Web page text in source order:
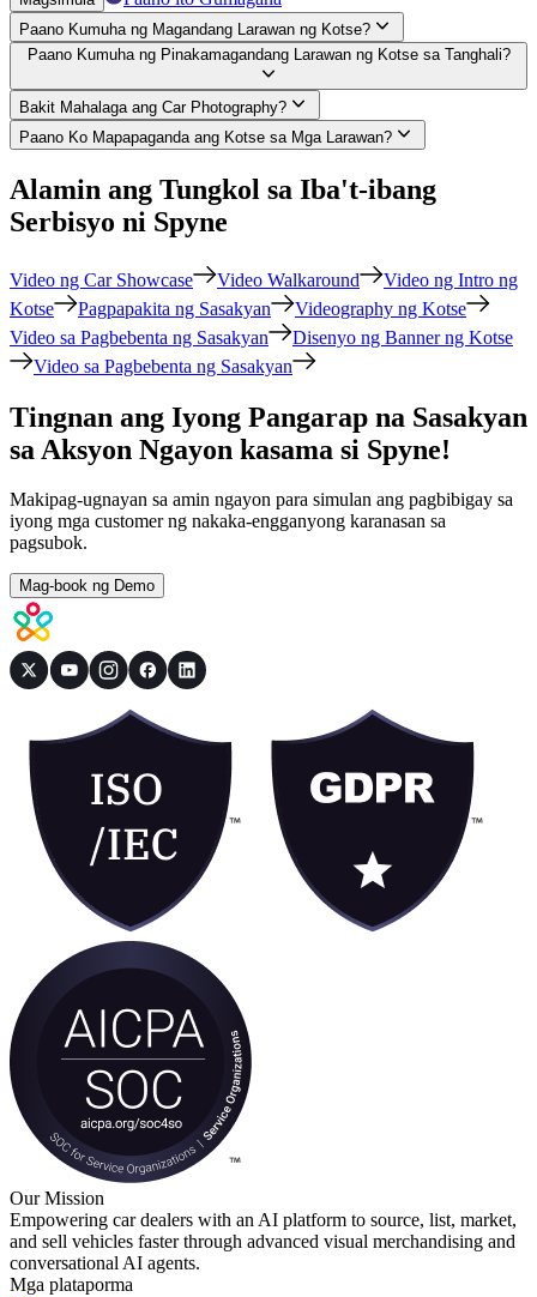
Paano Kumuha ng Magandang Larawan ng Kotse?
Paano Kumuha ng Pinakamagandang Larawan ng Kotse sa Tanghali?
Bakit Mahalaga ang Car Photography?
Paano Ko Mapapaganda ang Kotse sa Mga Larawan?
Alamin ang Tungkol sa Iba't-ibang
Serbisyo ni Spyne
Video ng Car Showcase Video Walkaround
Video ng Intro ng
Kotse
Pagpapakita ng Sasakyan
Videography ng Kotse
Video sa Pagbebenta ng Sasakyan
Disenyo ng Banner ng Kotse
Video sa Pagbebenta ng Sasakyan
Tingnan ang Iyong Pangarap na Sasakyan
sa Aksyon Ngayon kasama si Spyne!
Makipag-ugnayan sa amin ngayon para simulan ang pagbibigay sa
iyong mga customer ng nakaka-engganyong karanasan sa
pagsubok.
Mag-book ng Demo
Our Mission
Empowering car dealers with an AI platform to source, list, market,
and sell vehicles faster through advanced visual merchandising and
conversational AI agents.
Mga plataporma